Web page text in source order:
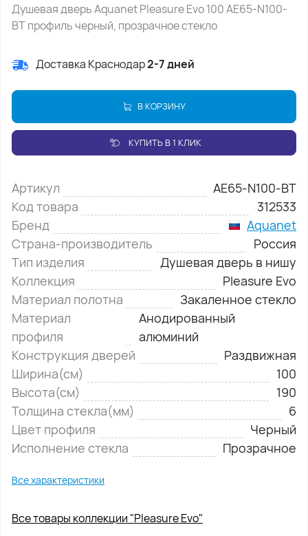
Душевая дверь Aquanet Pleasure Evo 100 AE65-N100-
BT профиль черный, прозрачное стекло
Доставка Краснодар2-7 дней
В КОРЗИНУ
КУПИТЬ В 1 КЛИК
Артикул
AE65-N100-BT
Код товара
312533
Бренд
Aquanet
Страна-производитель
Россия
Тип изделия
Душевая дверь в нишу
Коллекция
Pleasure Evo
Материал полотна
Закаленное стекло
Материал
профиля
Анодированный
алюминий
Конструкция дверей
Раздвижная
Ширина(см)
100
Высота(см)
190
Толщина стекла(мм)
6
Цвет профиля
Черный
Исполнение стекла
Прозрачное
Все характеристики
Все товары коллекции "Pleasure Evo"